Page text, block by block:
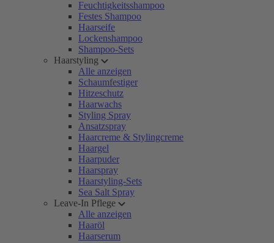
Feuchtigkeitsshampoo
Festes Shampoo
Haarseife
Lockenshampoo
Shampoo-Sets
Haarstyling
Alle anzeigen
Schaumfestiger
Hitzeschutz
Haarwachs
Styling Spray
Ansatzspray
Haarcreme & Stylingcreme
Haargel
Haarpuder
Haarspray
Haarstyling-Sets
Sea Salt Spray
Leave-In Pflege
Alle anzeigen
Haaröl
Haarserum